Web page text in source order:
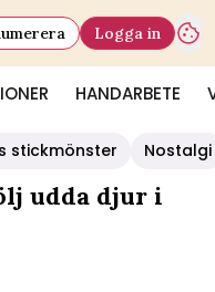
HANDARBETE
Logga in
stickmönster Nostalgi
udda djur i